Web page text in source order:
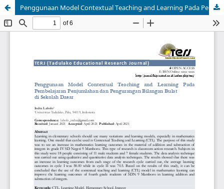
Penggunaan Model Contextual Teaching and Learning Pada Pembelajaran Penjumlahan dan Pengurangan Bilangan Bulat di Sekolah Dasar